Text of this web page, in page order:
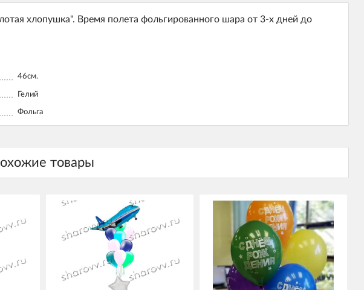
хлопушка". Время полета фольгированного шара от 3-х дней до
46см.
Гелий
Фольга